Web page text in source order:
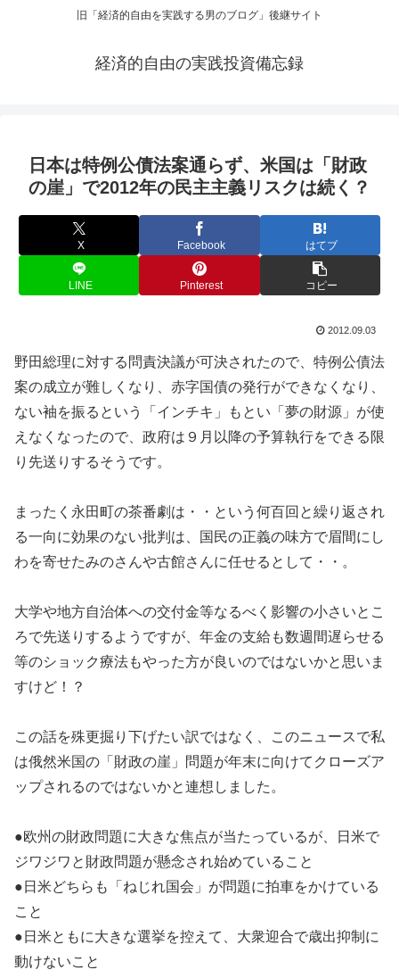
旧「経済的自由を実践する男のブログ」後継サイト
経済的自由の実践投資備忘録
日本は特例公債法案通らず、米国は「財政
の崖」で2012年の民主主義リスクは続く？
X Facebook はてブ
LINE Pinterest コピー
2012.09.03
野田総理に対する問責決議が可決されたので、特例公債法
案の成立が難しくなり、赤字国債の発行ができなくなり、
ない袖を振るという「インチキ」もとい「夢の財源」が使
えなくなったので、政府は９月以降の予算執行をできる限
り先送りするそうです。
まったく永田町の茶番劇は・・という何百回と繰り返され
る一向に効果のない批判は、国民の正義の味方で眉間にし
わを寄せたみのさんや古館さんに任せるとして・・。
大学や地方自治体への交付金等なるべく影響の小さいとこ
ろで先送りするようですが、年金の支給も数週間遅らせる
等のショック療法もやった方が良いのではないかと思いま
すけど！？
この話を殊更掘り下げたい訳ではなく、このニュースで私
は俄然米国の「財政の崖」問題が年末に向けてクローズア
ップされるのではないかと連想しました。
●欧州の財政問題に大きな焦点が当たっているが、日米で
ジワジワと財政問題が懸念され始めていること
●日米どちらも「ねじれ国会」が問題に拍車をかけている
こと
●日米ともに大きな選挙を控えて、大衆迎合で歳出抑制に
動けないこと